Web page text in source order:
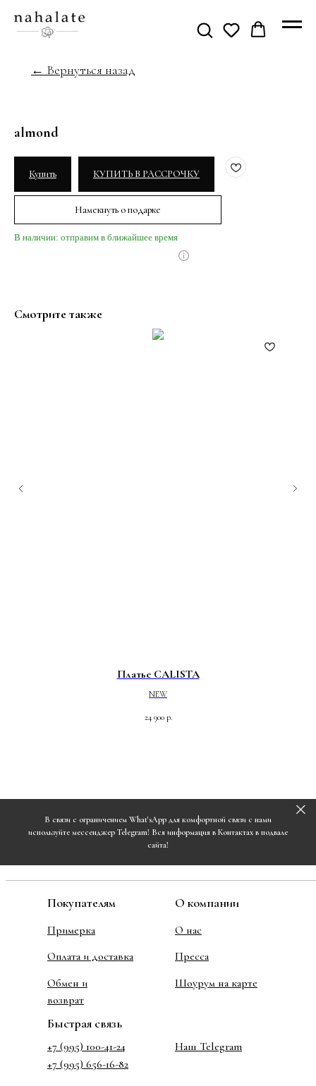
← Вернуться назад
almond
Купить КУПИТЬ В РАССРОЧКУ
Намекнуть о подарке
В наличии: отправим в ближайшее время
Смотрите также
Платье CALISTA
NEW
24 900 р.
В связи с ограничением What'sApp для комфортной связи с нами
используйте мессенджер Telegram! Вся информация в Контактах в подвале
сайта!
Примерка
О нас
Оплата и доставка
Обмен и
возврат
Покупателям О компании
Пресса
Шоурум на карте
Быстрая связь
+7 (995) 100-41-24 Наш Telegram
+7 (995) 656-16-82